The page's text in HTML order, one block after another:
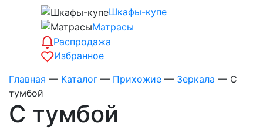
Шкафы-купе
Матрасы
Распродажа
Избранное
Главная — Каталог — Прихожие — Зеркала — С
тумбой
С тумбой